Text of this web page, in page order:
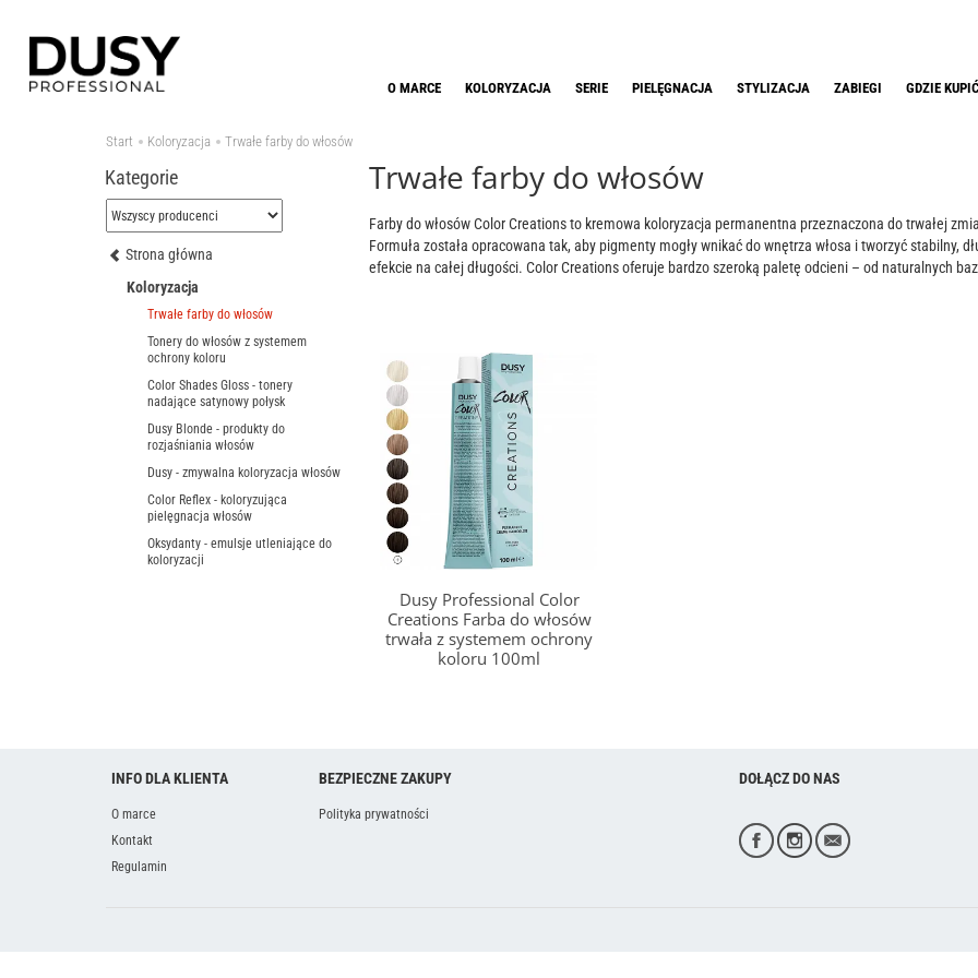
O MARCE KOLORYZACJA SERIE PIELĘGNACJA STYLIZACJA ZABIEGI GDZIE
Start Koloryzacja Trwałe farby do włosów
Trwałe farby do włosów
Farby do włosów Color Creations to kremowa koloryzacja permanentna przeznaczona do trwałej
Formuła została opracowana tak, aby pigmenty mogły wnikać do wnętrza włosa i tworzyć stabilny,
efekcie na całej długości. Color Creations oferuje bardzo szeroką paletę odcieni – od naturalnych
specjalne i blondy rozjaśniające – co pozwala precyzyjnie dopasować kolor do wyjściowej bazy i
na włosach wymagających, a kremowa konsystencja ułatwia aplikację i kontrolę procesu. Skład
Dusy Professional Color
Creations Farba do włosów
trwała z systemem ochrony
koloru 100ml
Kategorie
Strona główna
Koloryzacja
Trwałe farby do włosów
Tonery do włosów z systemem
ochrony koloru
Color Shades Gloss - tonery
nadające satynowy połysk
Dusy Blonde - produkty do
rozjaśniania włosów
Dusy - zmywalna koloryzacja włosów
Color Reflex - koloryzująca
pielęgnacja włosów
Oksydanty - emulsje utleniające do
koloryzacji
INFO DLA KLIENTA
O marce
Kontakt
Regulamin
BEZPIECZNE ZAKUPY
Polityka prywatności
DOŁĄCZ DO NAS